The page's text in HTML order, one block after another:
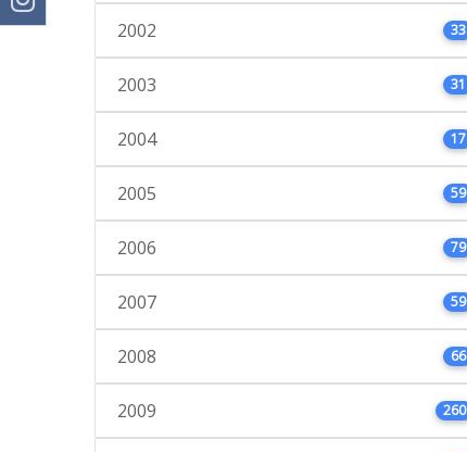
2002 33
2003 31
2004 17
2005 59
2006 79
2007 59
2008 66
2009 260